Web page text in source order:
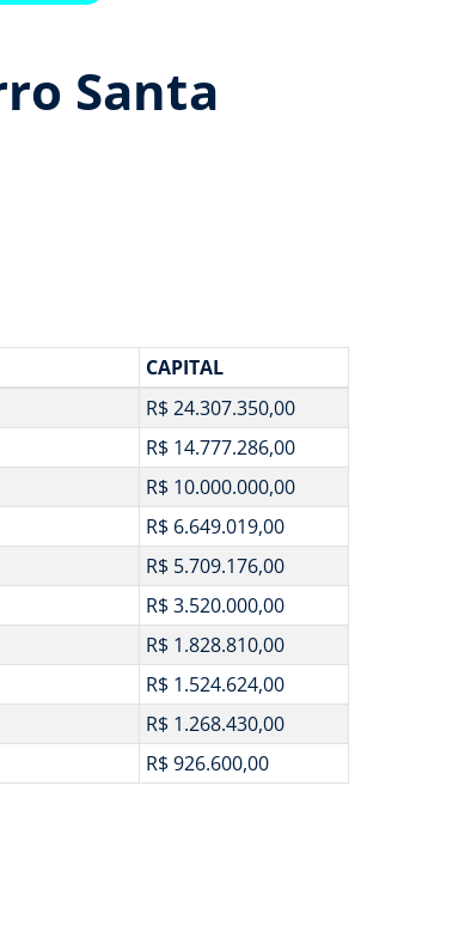
Santa
CAPITAL
R$ 24.307.350,00
R$ 14.777.286,00
R$ 10.000.000,00
R$ 6.649.019,00
R$ 5.709.176,00
R$ 3.520.000,00
R$ 1.828.810,00
R$ 1.524.624,00
R$ 1.268.430,00
R$ 926.600,00